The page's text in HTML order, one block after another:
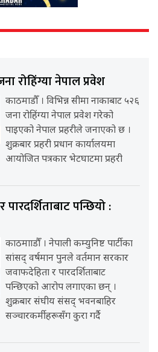
रोहिंग्या नेपाल प्रवेश
काठमाडौँ । विभिन्न सीमा नाकाबाट ५२६
जना रोहिंग्या नेपाल प्रवेश गरेको
पाइएको नेपाल प्रहरीले जनाएको छ ।
शुक्रबार प्रहरी प्रधान कार्यालयमा
आयोजित पत्रकार भेटघाटमा प्रहरी
पन्छियो :
काठमााडौँ । नेपाली कम्युनिष्ट पार्टीका
सांसद् वर्षमान पुनले वर्तमान सरकार
जवाफदेहिता र पारदर्शिताबाट
पन्छिएको आरोप लगाएका छन् ।
शुक्रबार संघीय संसद् भवनबाहिर
सञ्चारकर्मीहरूसँग कुरा गर्दै